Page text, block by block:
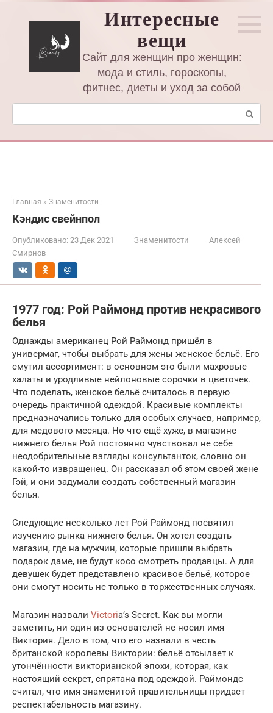
Интересные
вещи
Сайт для женщин про женщин:
мода и стиль, гороскопы,
фитнес, диеты и уход за собой
Поиск:
Главная » Знаменитости
Кэндис свейнпол
Опубликовано: 23 Дек 2021 Знаменитости
Алексей
Смирнов
1977 год: Рой Раймонд против некрасивого
белья
Однажды американец Рой Раймонд пришёл в
универмаг, чтобы выбрать для жены женское бельё. Его
смутил ассортимент: в основном это были махровые
халаты и уродливые нейлоновые сорочки в цветочек.
Что поделать, женское бельё считалось в первую
очередь практичной одеждой. Красивые комплекты
предназначались только для особых случаев, например,
для медового месяца. Но что ещё хуже, в магазине
нижнего белья Рой постоянно чувствовал не себе
неодобрительные взгляды консультанток, словно он
какой-то извращенец. Он рассказал об этом своей жене
Гэй, и они задумали создать собственный магазин
белья.
Следующие несколько лет Рой Раймонд посвятил
изучению рынка нижнего белья. Он хотел создать
магазин, где на мужчин, которые пришли выбрать
подарок даме, не будут косо смотреть продавцы. А для
девушек будет представлено красивое бельё, которое
они смогут носить не только в торжественных случаях.
Магазин назвали Vic­to­ri­a’s Secret. Как вы могли
заметить, ни один из основателей не носил имя
Виктория. Дело в том, что его назвали в честь
британской королевы Виктории: бельё отсылает к
утончённости викторианской эпохи, которая, как
настоящий секрет, спрятана под одеждой. Раймондс
считал, что имя знаменитой правительницы придаст
респектабельность магазину.